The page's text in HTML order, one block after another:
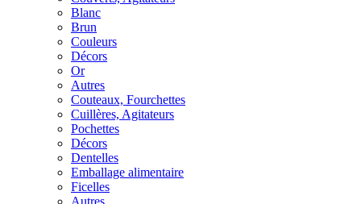
Blanc
Brun
Couleurs
Décors
Or
Autres
Couteaux, Fourchettes
Cuillères, Agitateurs
Pochettes
Décors
Dentelles
Emballage alimentaire
Ficelles
Autres